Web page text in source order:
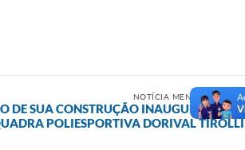
NOTÍCIA MENOS RECENTE
DE SUA CONSTRUÇÃO INAUGURAMOS A
POLIESPORTIVA DORIVAL TIROLLI